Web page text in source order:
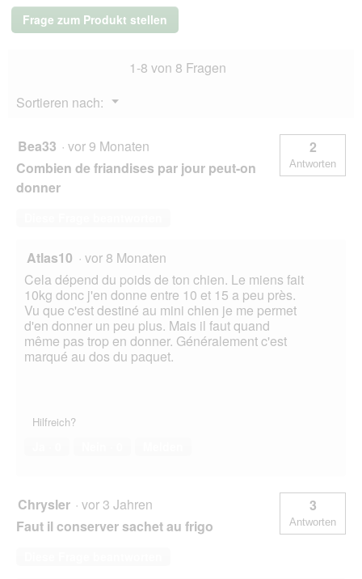
g
Frage zum Produkt stellen
1-8 von 8 Fragen
Sortieren nach:
▼
Menü
Bea33 · vor 9 Monaten
Combien de friandises par jour peut-on
donner
2
Antworten
Atlas10 · vor 8 Monaten
Cela dépend du poids de ton chien. Le miens fait
10kg donc j'en donne entre 10 et 15 a peu près.
Vu que c'est destiné au mini chien je me permet
d'en donner un peu plus. Mais il faut quand
même pas trop en donner. Généralement c'est
marqué au dos du paquet.
Hilfreich?
Chrysler · vor 3 Jahren
Faut il conserver sachet au frigo
3
Antworten